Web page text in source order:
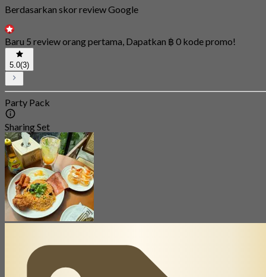
Berdasarkan skor review Google
Baru 5 review orang pertama, Dapatkan ฿ 0 kode promo!
5.0(3)
Party Pack
Sharing Set